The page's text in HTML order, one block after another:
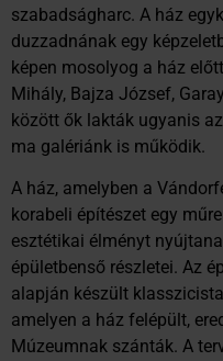
szabadságharc. A ház
duzzadnának egy
képen mosolyog a ház
Mihály, Bajza József,
között ők lakták ugyanis
ma galériánk is működik.
A ház, amelyben a
korabeli építészet egy
esztétikai élményt
épületbenső részletei. Az
alapján készült
amelyen a ház felépült,
Múzeumnak szánták. A